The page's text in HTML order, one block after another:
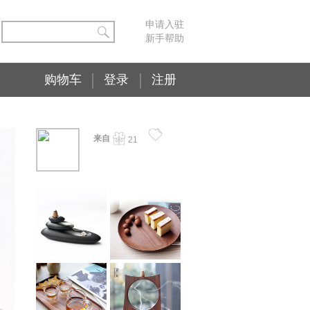
申请入驻
新手帮助
购物车 登录 注册
来自 21